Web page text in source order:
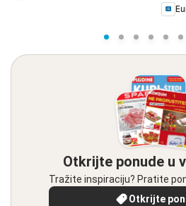
Otkrijte ponude u
Tražite inspiraciju? Pratite
Otkrijte